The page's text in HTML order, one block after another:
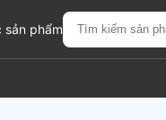
sản phẩm